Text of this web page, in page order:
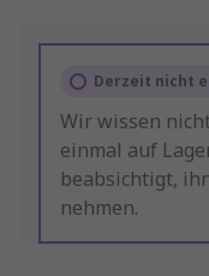
Derzeit nicht
Wir wissen
einmal auf
beabsichtigt,
nehmen.